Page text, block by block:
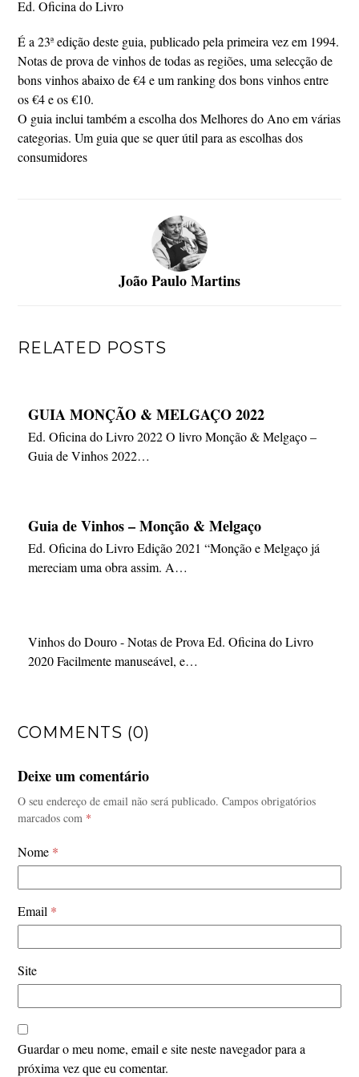
Ed. Oficina do Livro
É a 23ª edição deste guia, publicado pela primeira vez em 1994.
Notas de prova de vinhos de todas as regiões, uma selecção de
bons vinhos abaixo de €4 e um ranking dos bons vinhos entre
os €4 e os €10.
O guia inclui também a escolha dos Melhores do Ano em várias
categorias. Um guia que se quer útil para as escolhas dos
consumidores
João Paulo Martins
RELATED POSTS
GUIA MONÇÃO & MELGAÇO 2022
Ed. Oficina do Livro 2022 O livro Monção & Melgaço –
Guia de Vinhos 2022…
Guia de Vinhos – Monção & Melgaço
Ed. Oficina do Livro Edição 2021 “Monção e Melgaço já
mereciam uma obra assim. A…
Vinhos do Douro - Notas de Prova Ed. Oficina do Livro
2020 Facilmente manuseável, e…
COMMENTS (0)
Deixe um comentário
O seu endereço de email não será publicado. Campos obrigatórios
marcados com *
Nome *
Email *
Site
Guardar o meu nome, email e site neste navegador para a
próxima vez que eu comentar.